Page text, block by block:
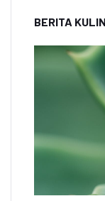
BERITA